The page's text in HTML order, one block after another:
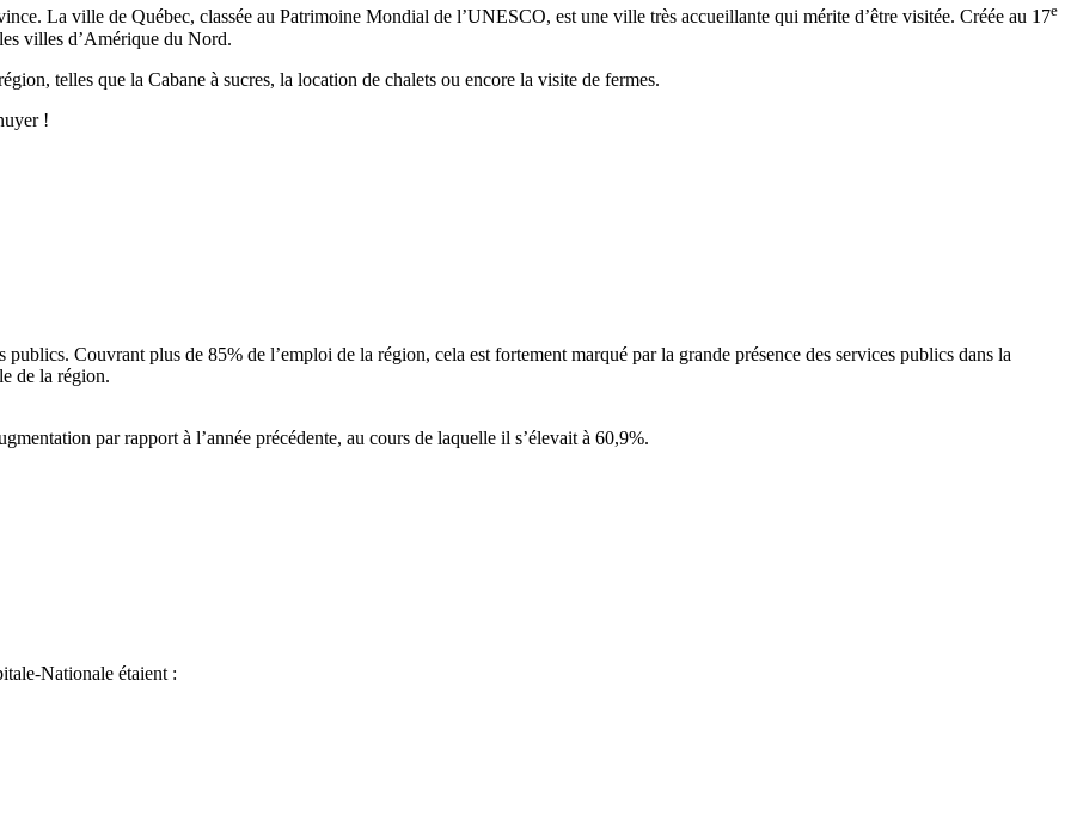
La ville de Québec, classée au Patrimoine Mondial de l’UNESCO, est une ville très accueillante qui mérite d’être visitée. Créée au 17e
villes d’Amérique du Nord.
telles que la Cabane à sucres, la location de chalets ou encore la visite de fermes.
!
Couvrant plus de 85% de l’emploi de la région, cela est fortement marqué par la grande présence des services publics dans la
de la région.
par rapport à l’année précédente, au cours de laquelle il s’élevait à 60,9%.
Nationale étaient :